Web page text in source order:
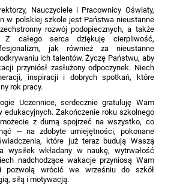
Nauczyciele i Pracownicy Oświaty,
w polskiej szkole jest Państwa nieustanne
rozwój podopiecznych, a także
całego serca dziękuję cierpliwość,
jak również za nieustanne
ich talentów. Życzę Państwu, aby
przyniósł zasłużony odpoczynek. Niech
inspiracji i dobrych spotkań, które
rok pracy.
Uczennice, serdecznie gratuluję Wam
edukacyjnych. Zakończenie roku szkolnego
z dumą spojrzeć na wszystko, co
— na zdobyte umiejętności, pokonane
które już teraz budują Waszą
wysiłek wkładany w naukę, wytrwałość
nadchodzące wakacje przyniosą Wam
wrócić we wrześniu do szkół
siłą i motywacją.